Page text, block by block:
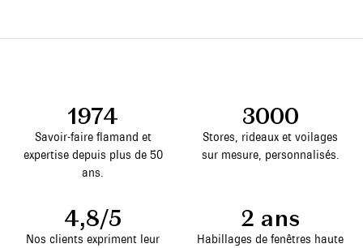
1974
Savoir-faire flamand et
expertise depuis plus de 50
ans.
3000
Stores, rideaux et voilages
sur mesure, personnalisés.
4,8/5
Nos clients expriment leur
2 ans
Habillages de fenêtres haute